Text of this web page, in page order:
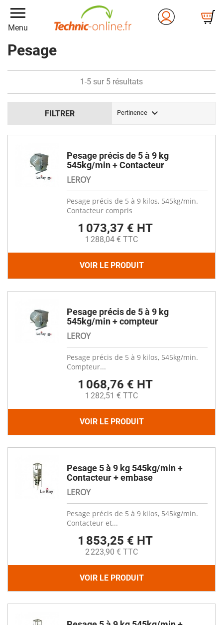
menu
Menu
Pesage
FILTRER Pertinence 
1-5 sur 5 résultats
Pesage précis de 5 à 9 kg
545kg/min + Contacteur
LEROY
Pesage précis de 5 à 9 kilos, 545kg/min.
Contacteur compris
1 073,37 € HT
1 288,04 € TTC
VOIR LE PRODUIT
Pesage précis de 5 à 9 kg
545kg/min + compteur
LEROY
Pesage précis de 5 à 9 kilos, 545kg/min.
Compteur...
1 068,76 € HT
1 282,51 € TTC
VOIR LE PRODUIT
Pesage 5 à 9 kg 545kg/min +
Contacteur + embase
LEROY
Pesage précis de 5 à 9 kilos, 545kg/min.
Contacteur et...
1 853,25 € HT
2 223,90 € TTC
VOIR LE PRODUIT